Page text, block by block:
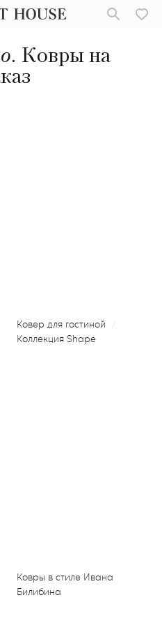
Ковры на
Ковер для гостиной
Коллекция Shape
Ковры в стиле Ивана
Билибина